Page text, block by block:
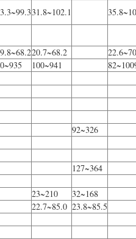
31.8~102.1
20.7~68.2
100~941
92~326
127~364
23~210
32~168
22.7~85.0 23.8~85.5